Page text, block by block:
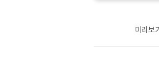
미리보기